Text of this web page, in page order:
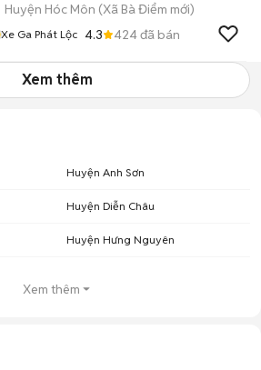
Huyện Hóc Môn (Xã Bà Điểm mới)
Xe Ga Phát Lộc 4.3 424đã bán
Xem thêm
Huyện Anh Sơn
Huyện Diễn Châu
Huyện Hưng Nguyên
Xem thêm